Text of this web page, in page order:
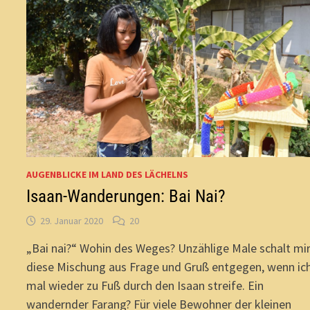
AUGENBLICKE IM LAND DES LÄCHELNS
Isaan-Wanderungen: Bai Nai?
29. Januar 2020 20
„Bai nai?“ Wohin des Weges? Unzählige Male schalt
diese Mischung aus Frage und Gruß entgegen, wenn
mal wieder zu Fuß durch den Isaan streife. Ein
wandernder Farang? Für viele Bewohner der kleinen